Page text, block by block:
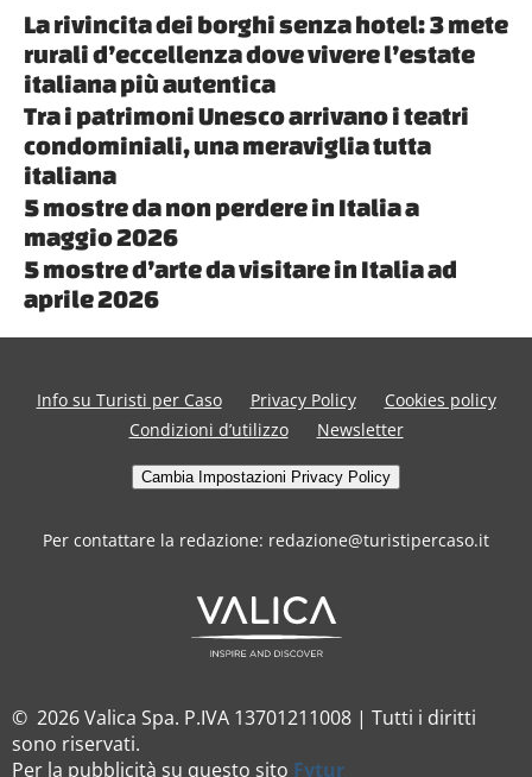
La rivincita dei borghi senza hotel: 3 mete
rurali d’eccellenza dove vivere l’estate
italiana più autentica
Tra i patrimoni Unesco arrivano i teatri
condominiali, una meraviglia tutta
italiana
5 mostre da non perdere in Italia a
maggio 2026
5 mostre d’arte da visitare in Italia ad
aprile 2026
Info su Turisti per Caso Privacy Policy
Cookies policy
Condizioni d’utilizzo
Newsletter
Cambia Impostazioni Privacy Policy
Per contattare la redazione: redazione@turistipercaso.it
© 2026 Valica Spa. P.IVA 13701211008 | Tutti i diritti
sono riservati.
Per la pubblicità su questo sito Fytur